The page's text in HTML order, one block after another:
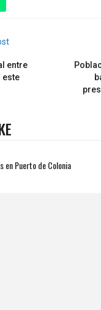
entre
este
en Puerto de Colonia